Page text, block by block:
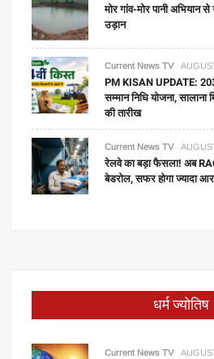
मोर गांव-मोर पानी अभियान
उड़ान
Current News TV
PM KISAN UPDATE:
सम्मान निधि योजना,
की तारीख
Current News TV
रेलवे का बड़ा फैसला! अब RAC
बेडरोल, सफर होगा ज्यादा
धर्म ज्योतिष
Current News TV